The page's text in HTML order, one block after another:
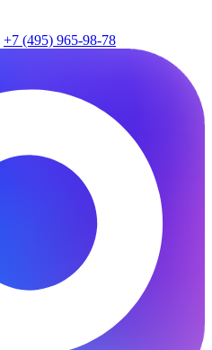
+7 (495) 965-98-78